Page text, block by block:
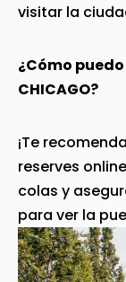
visitar la
¿Cómo
CHICAGO?
¡Te
reserves
colas y
para ver la